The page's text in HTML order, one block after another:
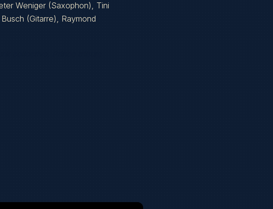
Weniger (Saxophon), Tini
(Gitarre), Raymond